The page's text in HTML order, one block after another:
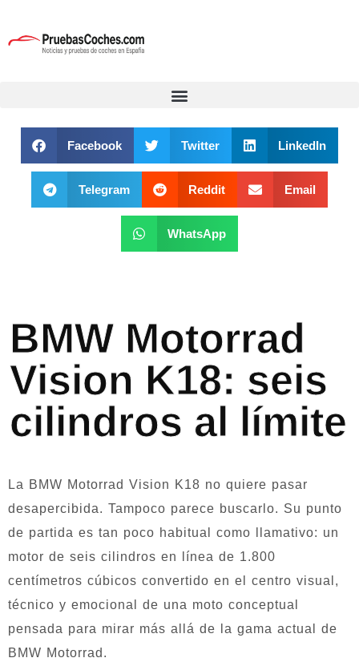
Facebook Twitter LinkedIn
Telegram Reddit Email
WhatsApp
BMW Motorrad
Vision K18: seis
cilindros al límite
La BMW Motorrad Vision K18 no quiere pasar
desapercibida. Tampoco parece buscarlo. Su punto
de partida es tan poco habitual como llamativo: un
motor de seis cilindros en línea de 1.800
centímetros cúbicos convertido en el centro visual,
técnico y emocional de una moto conceptual
pensada para mirar más allá de la gama actual de
BMW Motorrad.